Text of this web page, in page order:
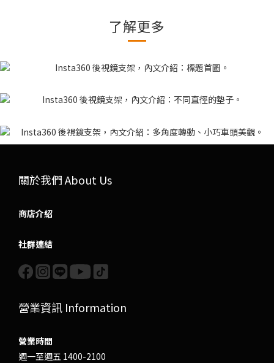
了解更多
關於我們 About Us
商店介紹
社群連結
營業資訊 Information
營業時間
週一至週五 1400-2100